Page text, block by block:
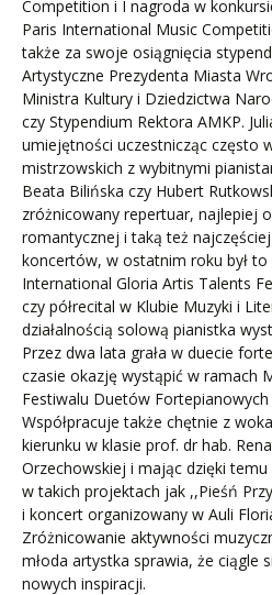
Competition i I nagroda w
Paris International Music
także za swoje osiągnięcia
Artystyczne Prezydenta Miasta
Ministra Kultury i Dziedzictwa
czy Stypendium Rektora AMKP.
umiejętności uczestnicząc często
mistrzowskich z wybitnymi
Beata Bilińska czy Hubert
zróżnicowany repertuar, najlepiej
romantycznej i taką też
koncertów, w ostatnim roku był to
International Gloria Artis Talents
czy półrecital w Klubie Muzyki i
działalnością solową pianistka
Przez dwa lata grała w duecie
czasie okazję wystąpić w ramach
Festiwalu Duetów Fortepianowych
Współpracuje także chętnie z
kierunku w klasie prof. dr hab.
Orzechowskiej i mając dzięki temu
w takich projektach jak ,,Pieśń
i koncert organizowany w Auli
Zróżnicowanie aktywności
młoda artystka sprawia, że ciągle
nowych inspiracji.